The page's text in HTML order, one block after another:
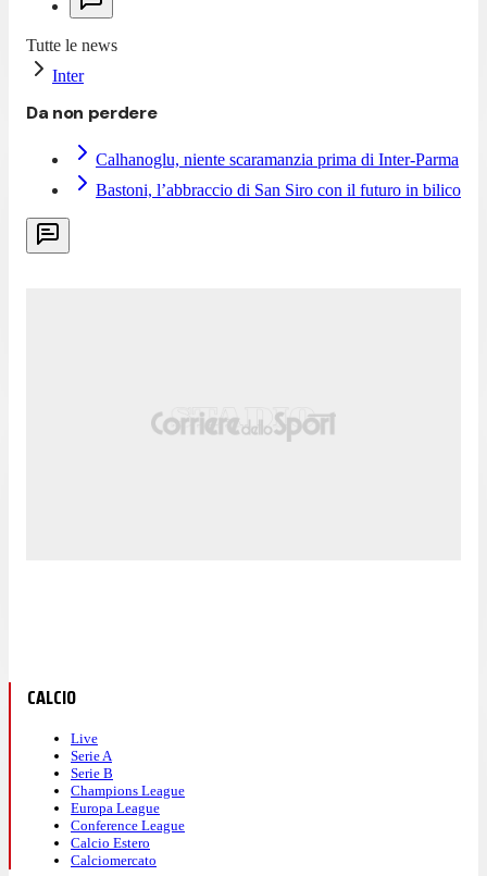
Tutte le news
Inter
Da non perdere
Calhanoglu, niente scaramanzia prima di Inter-Parma
Bastoni, l’abbraccio di San Siro con il futuro in bilico
CALCIO
Live
Serie A
Serie B
Champions League
Europa League
Conference League
Calcio Estero
Calciomercato